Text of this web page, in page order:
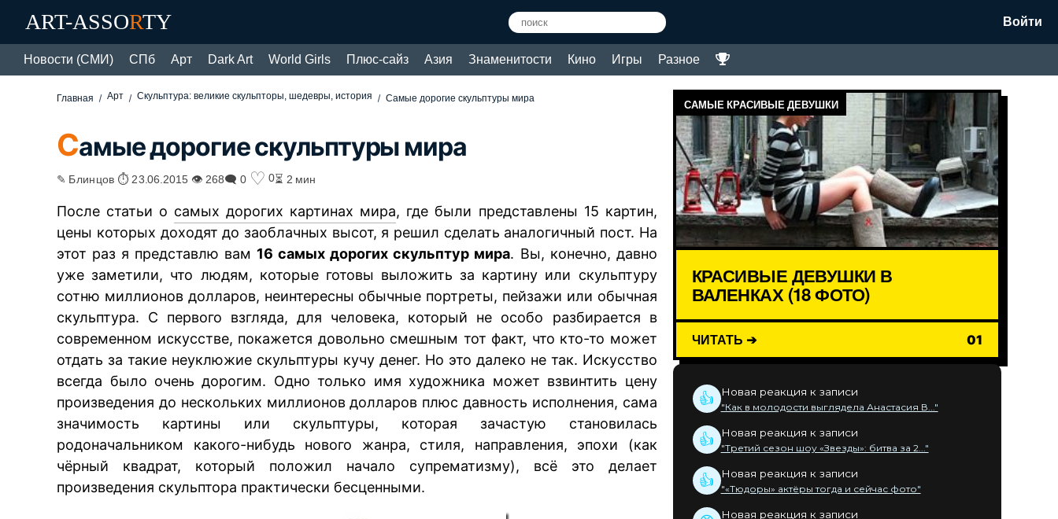
ART-ASSORTY Войти
Новости (СМИ) СПб Арт Dark Art World Girls Плюс-сайз Азия Знаменитости Кино Игры Разное
Главная Арт Скульптура: великие скульпторы, шедевры, история Самые дорогие скульптуры мира
Самые дорогие скульптуры мира
✎ Блинцов ⏱ 23.06.2015 👁 268🗨 0 ♡ 0⏳ 2 мин
После статьи о самых дорогих картинах мира, где были представлены 15 картин,
цены которых доходят до заоблачных высот, я решил сделать аналогичный пост. На
этот раз я представлю вам 16 самых дорогих скульптур мира. Вы, конечно, давно
уже заметили, что людям, которые готовы выложить за картину или скульптуру
сотню миллионов долларов, неинтересны обычные портреты, пейзажи или обычная
скульптура. С первого взгляда, для человека, который не особо разбирается в
современном искусстве, покажется довольно смешным тот факт, что кто-то может
отдать за такие неуклюжие скульптуры кучу денег. Но это далеко не так. Искусство
всегда было очень дорогим. Одно только имя художника может взвинтить цену
произведения до нескольких миллионов долларов плюс давность исполнения, сама
значимость картины или скульптуры, которая зачастую становилась
родоначальником какого-нибудь нового жанра, стиля, направления, эпохи (как
чёрный квадрат, который положил начало супрематизму), всё это делает
произведения скульптора практически бесценными.
САМЫЕ КРАСИВЫЕ ДЕВУШКИ
КРАСИВЫЕ ДЕВУШКИ В
ВАЛЕНКАХ (18 ФОТО)
ЧИТАТЬ ➔ 01
👍 Новая реакция к записи
"Как в молодости выглядела Анастасия В..."
👍 Новая реакция к записи
"Третий сезон шоу «Звезды»: битва за 2..."
👍 Новая реакция к записи
"«Тюдоры» актёры тогда и сейчас фото"
Новая реакция к записи